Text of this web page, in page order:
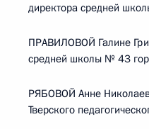
директора средней
ПРАВИЛОВОЙ Галине
средней школы № 43
РЯБОВОЙ Анне
Тверского